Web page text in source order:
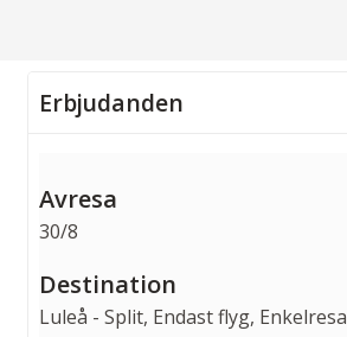
Erbjudanden
30/8
Luleå - Split, Endast flyg, Enkelresa